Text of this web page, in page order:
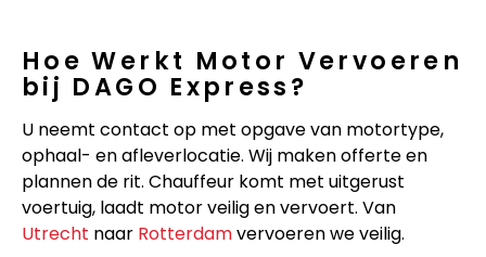
Hoe Werkt Motor Vervoeren
bij DAGO Express?
U neemt contact op met opgave van motortype,
ophaal- en afleverlocatie. Wij maken offerte en
plannen de rit. Chauffeur komt met uitgerust
voertuig, laadt motor veilig en vervoert. Van
Utrecht naar Rotterdamvervoeren we veilig.